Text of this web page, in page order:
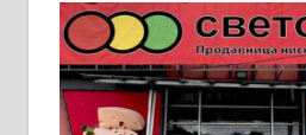
Пружам услуге
у грађевини,
молерских радова.